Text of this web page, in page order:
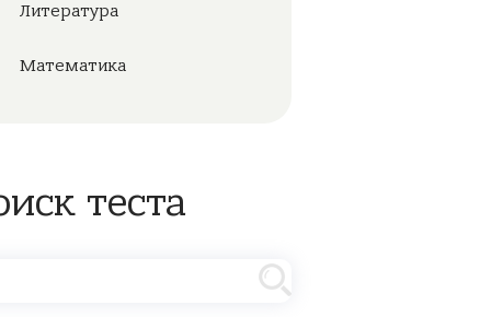
Литература
Математика
теста